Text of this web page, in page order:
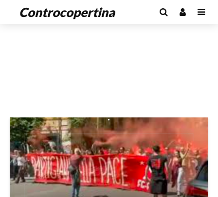
Controcopertina